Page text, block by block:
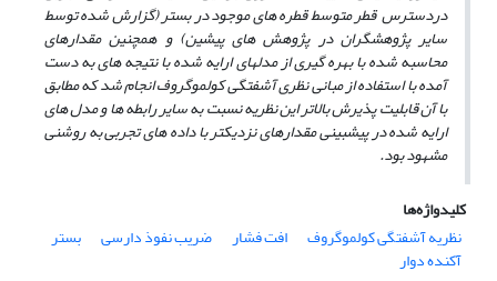
دردسترس قطر متوسط قطره­ های موجود در بستر (گزارش شده توسط
سایر پژوهشگران در پژوهش­ های پیشین) و همچنین مقدارهای
محاسبه شده با بهره ­گیری از مدل­های ارایه شده با نتیجه ­های به­ دست
آمده با استفاده از مبانی نظری آشفتگی کولموگروف انجام شد که مطابق
با آن قابلیت پذیرش بالا­تر این نظریه نسبت به سایر رابطه ­ها و مدل­ های
ارایه شده در پیش­بینی مقدارهای نزدیک­تر با داده ­های تجربی به روشنی
مشهود بود.
کلیدواژه‌ها
نظریه آشفتگی کولموگروف
افت فشار ضریب نفوذ دارسی بستر
آکنده دوار